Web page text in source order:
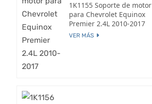
1K1155 Soporte de motor
para Chevrolet Equinox
Premier 2.4L 2010-2017
VER MÁS